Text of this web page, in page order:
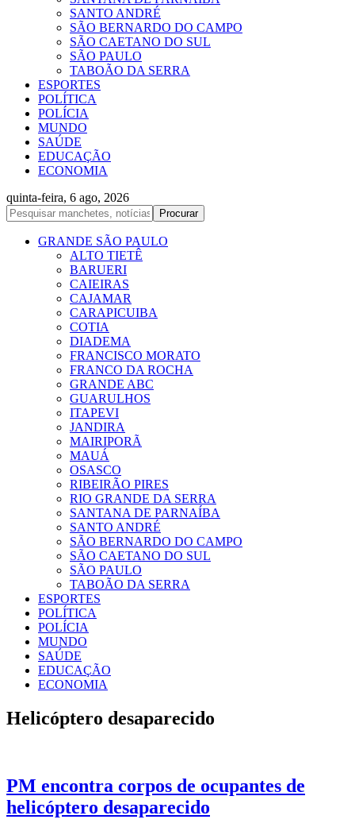
SANTO ANDRÉ
SÃO BERNARDO DO CAMPO
SÃO CAETANO DO SUL
SÃO PAULO
TABOÃO DA SERRA
ESPORTES
POLÍTICA
POLÍCIA
MUNDO
SAÚDE
EDUCAÇÃO
ECONOMIA
quinta-feira, 6 ago, 2026
GRANDE SÃO PAULO
ALTO TIETÊ
BARUERI
CAIEIRAS
CAJAMAR
CARAPICUIBA
COTIA
DIADEMA
FRANCISCO MORATO
FRANCO DA ROCHA
GRANDE ABC
GUARULHOS
ITAPEVI
JANDIRA
MAIRIPORÃ
MAUÁ
OSASCO
RIBEIRÃO PIRES
RIO GRANDE DA SERRA
SANTANA DE PARNAÍBA
SANTO ANDRÉ
SÃO BERNARDO DO CAMPO
SÃO CAETANO DO SUL
SÃO PAULO
TABOÃO DA SERRA
ESPORTES
POLÍTICA
POLÍCIA
MUNDO
SAÚDE
EDUCAÇÃO
ECONOMIA
Helicóptero desaparecido
PM encontra corpos de ocupantes de
helicóptero desaparecido